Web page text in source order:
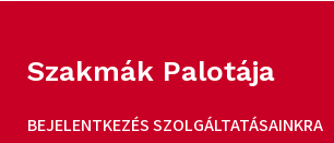
Szakmák Palotája
BEJELENTKEZÉS SZOLGÁLTATÁSAINKRA